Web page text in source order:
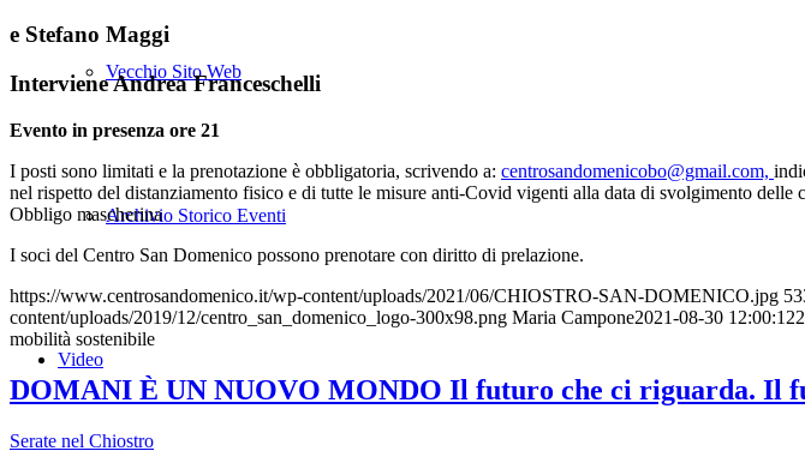
Vecchio Sito Web
Archivio Storico Eventi
Video
e Stefano Maggi
Interviene Andrea Franceschelli
Evento in presenza ore 21
I posti sono limitati e la prenotazione è obbligatoria, scrivendo a: centrosandomenicobo@gmail.com,
nel rispetto del distanziamento fisico e di tutte le misure anti-Covid vigenti alla data di svolgimento
Obbligo mascherina
I soci del Centro San Domenico possono prenotare con diritto di prelazione.
https://www.centrosandomenico.it/wp-content/uploads/2021/06/CHIOSTRO-SAN-DOMENICO.jpg
content/uploads/2019/12/centro_san_domenico_logo-300x98.png Maria Campone2021-08-30 12:00:12
mobilità sostenibile
DOMANI È UN NUOVO MONDO Il futuro che ci riguarda. Il
Serate nel Chiostro